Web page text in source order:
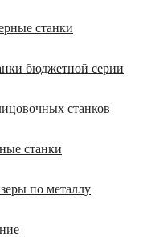
станки
бюджетной серии
станков
станки
по металлу